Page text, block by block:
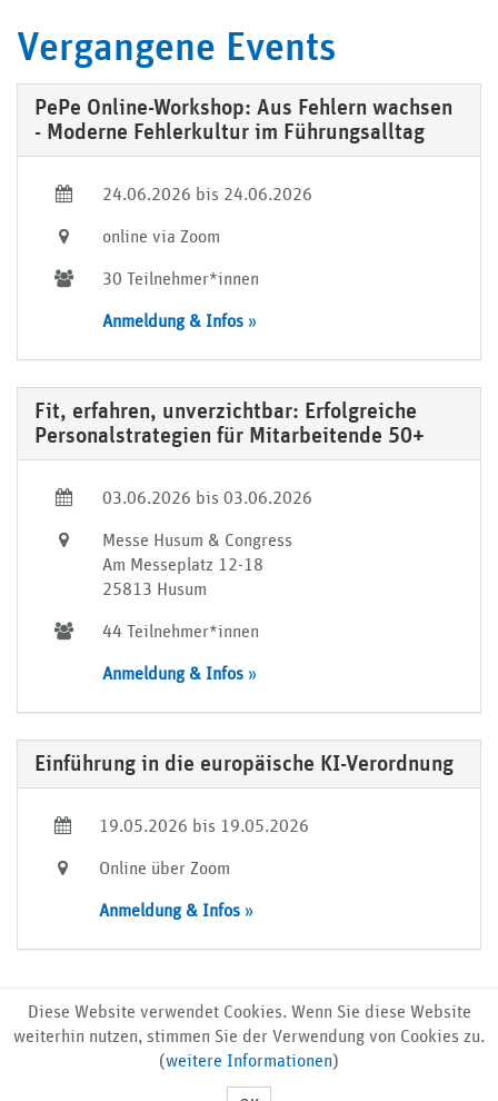
Vergangene Events
PePe Online-Workshop: Aus Fehlern wachsen
- Moderne Fehlerkultur im Führungsalltag
24.06.2026 bis 24.06.2026
online via Zoom
30 Teilnehmer*innen
Anmeldung & Infos »
Fit, erfahren, unverzichtbar: Erfolgreiche
Personalstrategien für Mitarbeitende 50+
03.06.2026 bis 03.06.2026
Messe Husum & Congress
Am Messeplatz 12-18
25813 Husum
44 Teilnehmer*innen
Anmeldung & Infos »
Einführung in die europäische KI-Verordnung
19.05.2026 bis 19.05.2026
Online über Zoom
Anmeldung & Infos »
Wirtschaftsförderung Nordfriesland Events
Impressum
Datenschutz
Diese Website verwendet Cookies. Wenn Sie diese Website
weiterhin nutzen, stimmen Sie der Verwendung von Cookies zu.
(weitere Informationen)